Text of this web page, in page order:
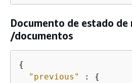
Documento de estado de
/documentos
{
"previous"
: {